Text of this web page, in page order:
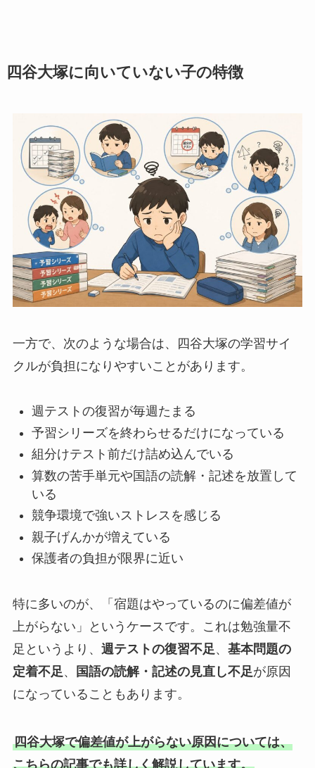
四谷大塚に向いていない子の特徴
一方で、次のような場合は、四谷大塚の学習サイ
クルが負担になりやすいことがあります。
週テストの復習が毎週たまる
予習シリーズを終わらせるだけになっている
組分けテスト前だけ詰め込んでいる
算数の苦手単元や国語の読解・記述を放置して
いる
競争環境で強いストレスを感じる
親子げんかが増えている
保護者の負担が限界に近い
特に多いのが、「宿題はやっているのに偏差値が
上がらない」というケースです。これは勉強量不
足というより、 週テストの復習不足 、 基本問題の
定着不足 、 国語の読解・記述の見直し不足が原因
になっていることもあります。
四谷大塚で偏差値が上がらない原因については、
こちらの記事でも詳しく解説しています。